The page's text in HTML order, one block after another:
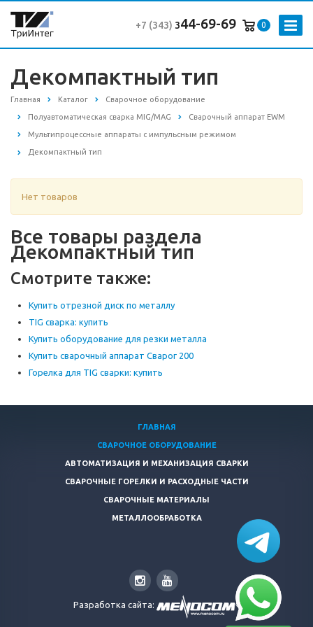
0
+7 (343) 344-69-69
Декомпактный тип
Главная Каталог Сварочное оборудование
Полуавтоматическая сварка MIG/MAG Сварочный аппарат EWM
Мультипроцессные аппараты c импульсным режимом
Декомпактный тип
Нет товаров
Все товары раздела
Декомпактный тип
Смотрите также:
Купить отрезной диск по металлу
TIG сварка: купить
Купить оборудование для резки металла
Купить сварочный аппарат Сварог 200
Горелка для TIG сварки: купить
ГЛАВНАЯ
СВАРОЧНОЕ ОБОРУДОВАНИЕ
АВТОМАТИЗАЦИЯ И МЕХАНИЗАЦИЯ СВАРКИ
СВАРОЧНЫЕ ГОРЕЛКИ И РАСХОДНЫЕ ЧАСТИ
СВАРОЧНЫЕ МАТЕРИАЛЫ
МЕТАЛЛООБРАБОТКА
Разработка сайта: